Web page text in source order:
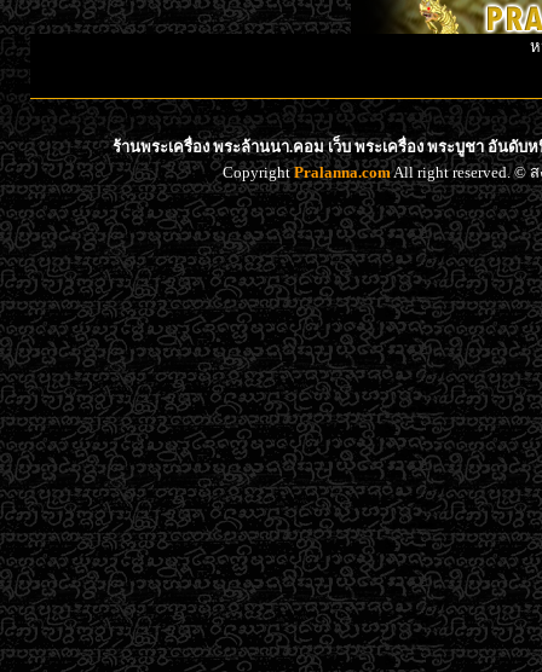
ร้านพระเครื่อง พระล้านนา.คอม เว็บ พระเครื่อง พระบูชา อันดับ
CopyrightPralanna.comAll right reserved. ©